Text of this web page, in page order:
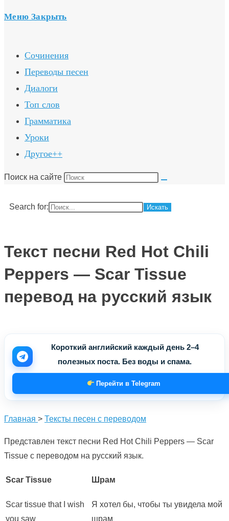
Меню Закрыть
Сочинения
Переводы песен
Диалоги
Топ слов
Грамматика
Уроки
Другое++
Поиск на сайте
Search for:
Текст песни Red Hot Chili
Peppers — Scar Tissue
перевод на русский язык
Короткий английский каждый день 2–4
полезных поста. Без воды и спама.
Перейти в Telegram
Главная > Тексты песен с переводом
Представлен текст песни Red Hot Chili Peppers — Scar
Tissue с переводом на русский язык.
Scar Tissue Шрам
Scar tissue that I wish
you saw
Я хотел бы, чтобы ты увидела мой
шрам